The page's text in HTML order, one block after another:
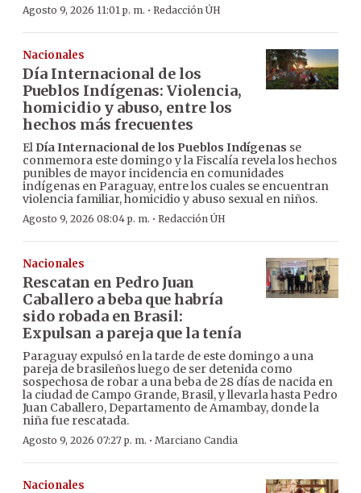
Agosto 9, 2026 11:01 p. m. · Redacción ÚH
Nacionales
Día Internacional de los
Pueblos Indígenas: Violencia,
homicidio y abuso, entre los
hechos más frecuentes
El Día Internacional de los Pueblos Indígenas se
conmemora este domingo y la Fiscalía revela los hechos
punibles de mayor incidencia en comunidades
indígenas en Paraguay, entre los cuales se encuentran
violencia familiar, homicidio y abuso sexual en niños.
Agosto 9, 2026 08:04 p. m. · Redacción ÚH
Nacionales
Rescatan en Pedro Juan
Caballero a beba que habría
sido robada en Brasil:
Expulsan a pareja que la tenía
Paraguay expulsó en la tarde de este domingo a una
pareja de brasileños luego de ser detenida como
sospechosa de robar a una beba de 28 días de nacida en
la ciudad de Campo Grande, Brasil, y llevarla hasta Pedro
Juan Caballero, Departamento de Amambay, donde la
niña fue rescatada.
Agosto 9, 2026 07:27 p. m. · Marciano Candia
Nacionales